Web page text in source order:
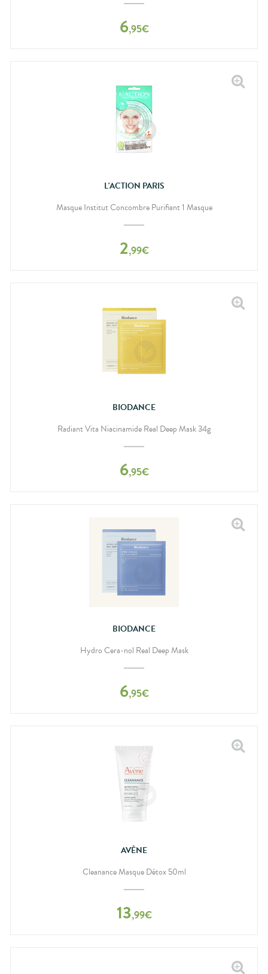
6,95€
L'ACTION PARIS
Masque Institut Concombre Purifiant 1 Masque
2,99€
BIODANCE
Radiant Vita Niacinamide Real Deep Mask 34g
6,95€
BIODANCE
Hydro Cera-nol Real Deep Mask
6,95€
AVÈNE
Cleanance Masque Détox 50ml
13,99€